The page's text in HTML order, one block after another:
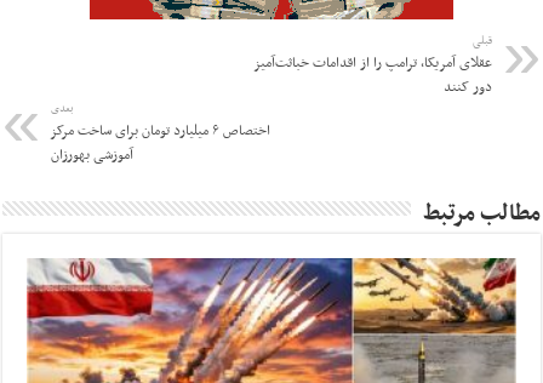
قبلی
عقلای آمریکا، ترامپ را از اقدامات خباثت‌آمیز
دور کنند
بعدی
اختصاص ۶ میلیارد تومان برای ساخت مرکز
آموزشی بهورزان
مطالب مرتبط